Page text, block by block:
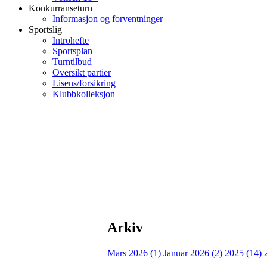
Konkurranseturn
Informasjon og forventninger
Sportslig
Introhefte
Sportsplan
Turntilbud
Oversikt partier
Lisens/forsikring
Klubbkolleksjon
Arkiv
Mars 2026 (1) Januar 2026 (2) 2025 (14)